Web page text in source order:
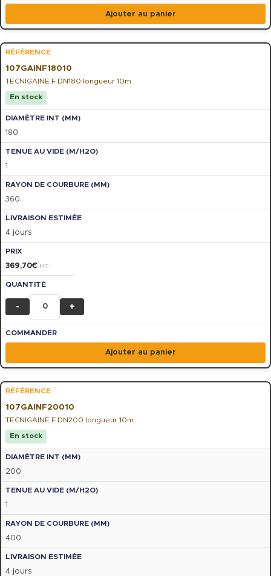
Ajouter au panier
107GAINF18010
TECNIGAINE F DN180 longueur 10m
En stock
180
1
360
4 jours
369,70€ HT
- +
Ajouter au panier
107GAINF20010
TECNIGAINE F DN200 longueur 10m
En stock
200
1
400
4 jours